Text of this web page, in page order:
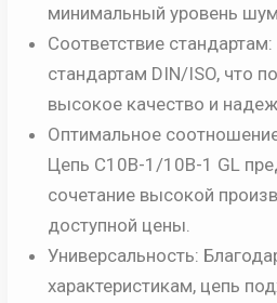
минимальный уровень
Соответствие
стандартам DIN/ISO, что
высокое качество и
Оптимальное
Цепь C10B-1/10B-1 GL
сочетание высокой
доступной цены.
Универсальность:
характеристикам, цепь